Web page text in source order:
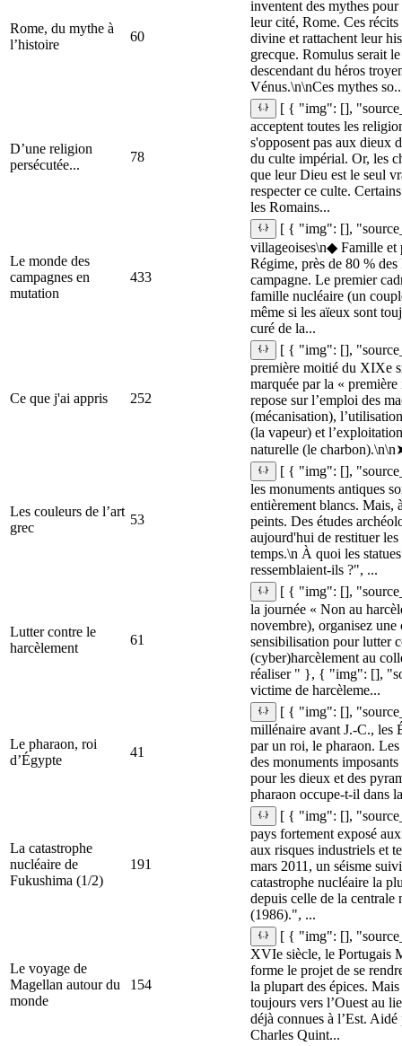
Rome, du mythe à
l’histoire
60
inventent des mythes
leur cité, Rome. Ces
divine et rattachent leur
grecque. Romulus serait
descendant du héros
Vénus.\n\nCes mythes
D’une religion
persécutée...
78
[ { "img": [],
acceptent toutes les
s'opposent pas aux dieux
du culte impérial. Or, les
que leur Dieu est le seul
respecter ce culte.
les Romains...
Le monde des
campagnes en
mutation
433
[ { "img": [],
villageoises\n◆ Famille et
Régime, près de 80 %
campagne. Le premier
famille nucléaire (un
même si les aïeux sont
curé de la...
Ce que j'ai appris 252
[ { "img": [],
première moitié du XIXe
marquée par la «
repose sur l’emploi des
(mécanisation),
(la vapeur) et
naturelle (le
Les couleurs de l’art
grec
53
[ { "img": [],
les monuments antiques
entièrement blancs. Mais,
peints. Des études
aujourd'hui de restituer
temps.\n À quoi les
ressemblaient-ils ?", ...
Lutter contre le
harcèlement
61
[ { "img": [],
la journée « Non au
novembre), organisez une
sensibilisation pour lutter
(cyber)harcèlement au
réaliser " }, { "img": [],
victime de harcèleme...
Le pharaon, roi
d’Égypte
41
[ { "img": [],
millénaire avant J.‑C., les
par un roi, le pharaon.
des monuments
pour les dieux et des
pharaon occupe-t-il dans
La catastrophe
nucléaire de
Fukushima (1/2)
191
[ { "img": [],
pays fortement exposé
aux risques industriels et
mars 2011, un séisme
catastrophe nucléaire la
depuis celle de la
(1986).", ...
Le voyage de
Magellan autour du
monde
154
[ { "img": [],
XVIe siècle, le Portugais
forme le projet de se
la plupart des épices.
toujours vers l’Ouest au
déjà connues à l’Est.
Charles Quint...